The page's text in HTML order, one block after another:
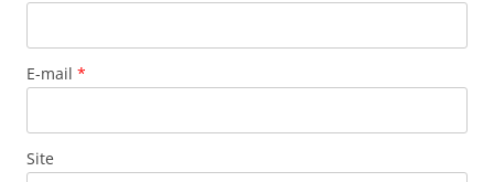
E-mail *
Site